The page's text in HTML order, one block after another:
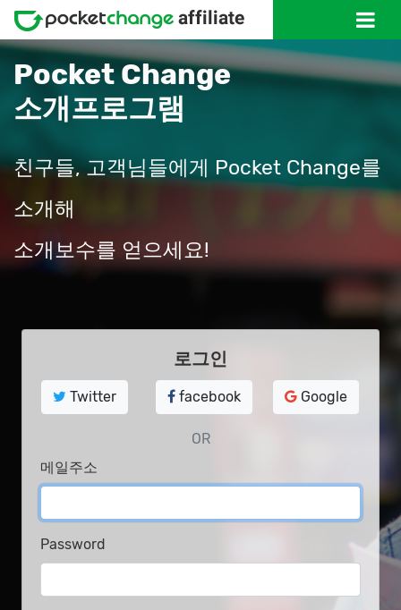
Pocket Change
소개프로그램
친구들, 고객님들에게 Pocket Change를
소개해
소개보수를 얻으세요!
로그인
Twitter facebook Google
OR
메일주소
Password